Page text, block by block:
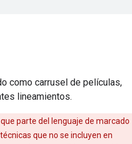
como carrusel de películas,
lineamientos.
parte del lenguaje de marcado
que no se incluyen en